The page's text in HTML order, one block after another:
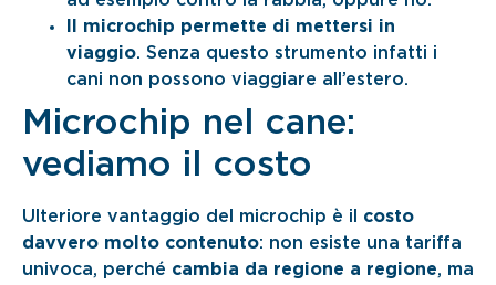
Il microchip permette di mettersi in
viaggio. Senza questo strumento infatti i
cani non possono viaggiare all’estero.
Microchip nel cane:
vediamo il costo
Ulteriore vantaggio del microchip è il costo
davvero molto contenuto: non esiste una tariffa
univoca, perché cambia da regione a regione, ma